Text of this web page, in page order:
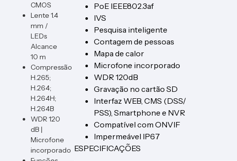
CMOS
Lente 1.4
mm /
LEDs
Alcance
10 m
Compressão
H.265;
H.264;
H.264H;
H.264B
WDR 120
dB |
Microfone
incorporado
PoE IEEE802.3af
IVS
Pesquisa inteligente
Contagem de pessoas
Mapa de calor
Microfone incorporado
WDR 120dB
Gravação no cartão SD
Interfaz WEB, CMS (DSS/
PSS), Smartphone e NVR
Compatível com ONVIF
Impermeável IP67
ESPECIFICAÇÕES